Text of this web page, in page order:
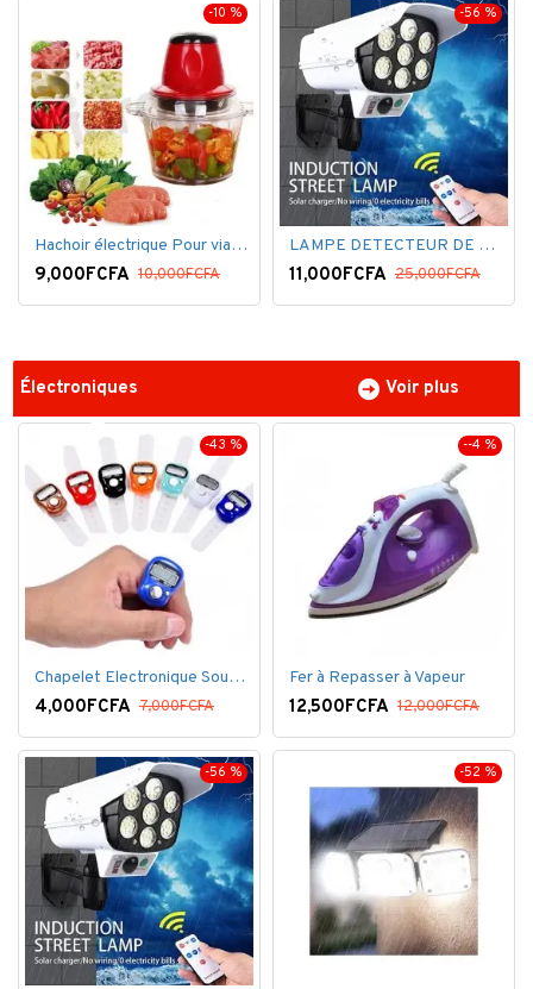
-10 %
Hachoir électrique Pour viandes et légumes -Rouge
9,000FCFA 10,000FCFA
-56 %
LAMPE DETECTEUR DE MOUVEMENT SOLAR SENSOR LIGHT
11,000FCFA 25,000FCFA
Électroniques Voir plus
-43 %
Chapelet Electronique Sous Forme De Bague Tasbih
4,000FCFA 7,000FCFA
--4 %
Fer à Repasser à Vapeur
12,500FCFA 12,000FCFA
-56 % -52 %